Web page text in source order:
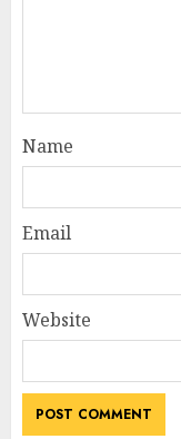
Name
Email
Website